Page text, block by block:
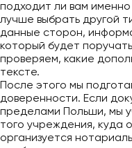
подходит ли вам
лучше выбрать другой
данные сторон,
который будет
проверяем, какие
тексте.
После этого мы
доверенности. Если
пределами Польши, мы
того учреждения, куда
организуется